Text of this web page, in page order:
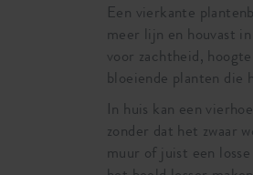
Een vierkante
meer lijn en houvast
voor zachtheid,
bloeiende planten
In huis kan een
zonder dat het zwaar
muur of juist een